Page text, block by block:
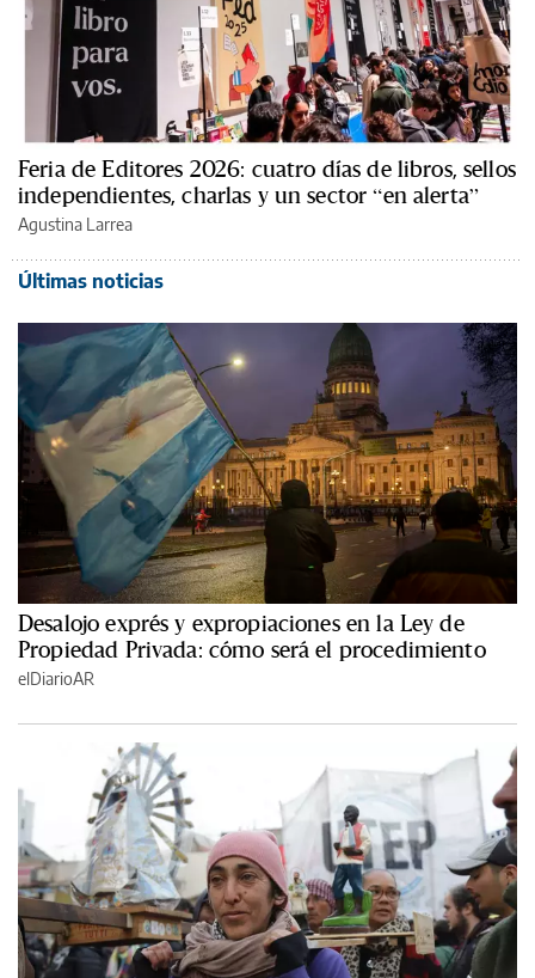
Feria de Editores 2026: cuatro días de libros, sellos
independientes, charlas y un sector “en alerta”
Agustina Larrea
Últimas noticias
Desalojo exprés y expropiaciones en la Ley de
Propiedad Privada: cómo será el procedimiento
elDiarioAR